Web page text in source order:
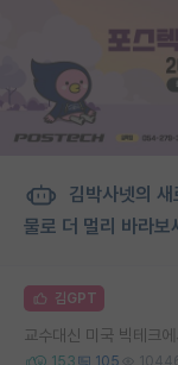
김박사넷의
물로 더 멀리 바라보
김GPT
교수대신 미국 빅테크
153 105